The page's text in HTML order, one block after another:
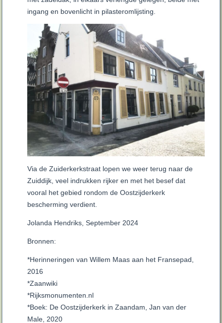
ingang en bovenlicht in pilasteromlijsting.
Via de Zuiderkerkstraat lopen we weer terug naar de
Zuiddijk, veel indrukken rijker en met het besef dat
vooral het gebied rondom de Oostzijderkerk
bescherming verdient.
Jolanda Hendriks, September 2024
Bronnen:
*Herinneringen van Willem Maas aan het Fransepad,
2016
*Zaanwiki
*Rijksmonumenten.nl
*Boek: De Oostzijderkerk in Zaandam, Jan van der
Male, 2020